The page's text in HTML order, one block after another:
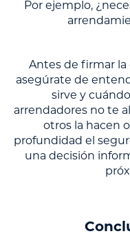
Por ejemplo,
Antes de firmar
asegúrate de
sirve y
arrendadores no te
otros la hacen
profundidad el
una decisión